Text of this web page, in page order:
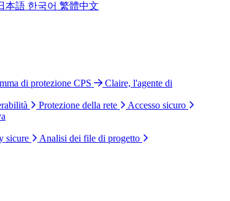
本語 한국어 繁體中文
di protezione CPS
Claire, l'agente di
Protezione della rete
Accesso sicuro
sicure
Analisi dei file di progetto